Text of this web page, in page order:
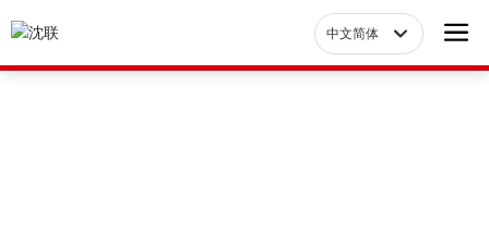
中文简体
Российская
中文简体